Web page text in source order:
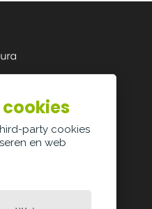
party cookies
en web